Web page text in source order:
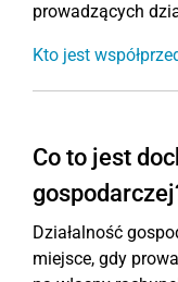
prowadzących
Kto jest
Co to jest
Działalność
miejsce, gdy